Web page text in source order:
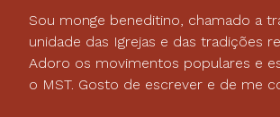
Sou monge beneditino, chamado a
unidade das Igrejas e das tradições
Adoro os movimentos populares e
o MST. Gosto de escrever e de me